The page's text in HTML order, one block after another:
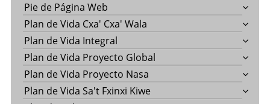
Pie de Página Web
Plan de Vida Cxa' Cxa' Wala
Plan de Vida Integral
Plan de Vida Proyecto Global
Plan de Vida Proyecto Nasa
Plan de Vida Sa't Fxinxi Kiwe